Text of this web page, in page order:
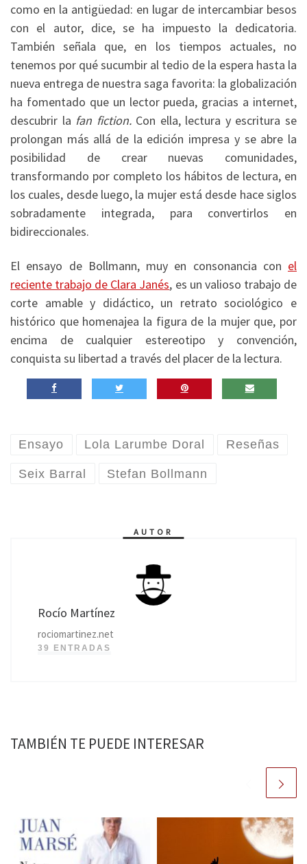
como en la antigüedad: en lugar de intercambiar besos
con el autor, dice, se ha impuesto la dedicatoria.
También señala que, en los tiempos actuales, no
tenemos por qué sucumbir al tedio de la espera hasta la
nueva entrega de nuestra saga favorita: la globalización
ha fomentado que un lector pueda, gracias a internet,
descubrir la fan fiction. Con ella, lectura y escritura se
prolongan más allá de la edición impresa y se abre la
posibilidad de crear nuevas comunidades,
transformando por completo los hábitos de lectura, en
los cuales, desde luego, la mujer está desde hace siglos
sobradamente integrada, para convertirlos en
bidireccionales.
El ensayo de Bollmann, muy en consonancia con el
reciente trabajo de Clara Janés, es un valioso trabajo de
corte amable y didáctico, un retrato sociológico e
histórico que homenajea la figura de la mujer que, por
encima de cualquier estereotipo y convención,
conquista su libertad a través del placer de la lectura.
Ensayo Lola Larumbe Doral Reseñas
Seix Barral Stefan Bollmann
AUTOR
Rocío Martínez
rociomartinez.net
39 ENTRADAS
TAMBIÉN TE PUEDE INTERESAR